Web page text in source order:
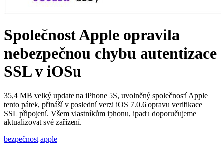
Společnost Apple opravila
nebezpečnou chybu autentizace
SSL v iOSu
35,4 MB velký update na iPhone 5S, uvolněný společností Apple
tento pátek, přináší v poslední verzi iOS 7.0.6 opravu verifikace
SSL připojení. Všem vlastníkům iphonu, ipadu doporučujeme
aktualizovat své zařízení.
bezpečnost apple